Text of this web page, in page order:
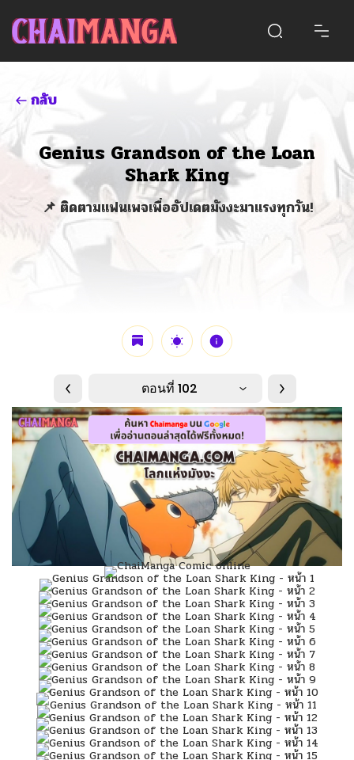
กลับ
Genius Grandson of the Loan
Shark King
📌 ติดตามแฟนเพจเพื่ออัปเดตมังงะมาแรงทุกวัน!
ตอนที่ 102